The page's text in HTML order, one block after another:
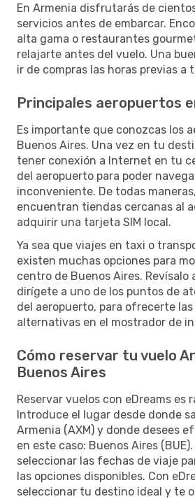
En Armenia disfrutarás de
servicios antes de embarcar.
alta gama o restaurantes
relajarte antes del vuelo. Una
ir de compras las horas previas a
Principales aeropuertos
Es importante que conozcas los
Buenos Aires. Una vez en tu
tener conexión a Internet en tu
del aeropuerto para poder
inconveniente. De todas
encuentran tiendas cercanas al
adquirir una tarjeta SIM local.
Ya sea que viajes en taxi o
existen muchas opciones para
centro de Buenos Aires. Revísalo
dirígete a uno de los puntos de
del aeropuerto, para ofrecerte
alternativas en el mostrador de
Cómo reservar tu vuelo
Buenos Aires
Reservar vuelos con eDreams es
Introduce el lugar desde donde
Armenia (AXM) y donde desees
en este caso: Buenos Aires
seleccionar las fechas de viaje
las opciones disponibles. Con
seleccionar tu destino ideal y te